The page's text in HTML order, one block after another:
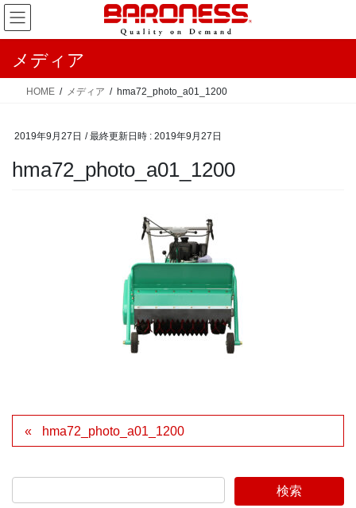
コ
ン
ナ
ビ
メディア
HOME メディア hma72_photo_a01_1200
2019年9月27日 / 最終更新日時 : 2019年9月27日
hma72_photo_a01_1200
hma72_photo_a01_1200